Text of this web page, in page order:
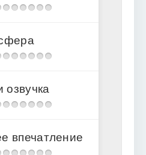
озвучка
впечатление